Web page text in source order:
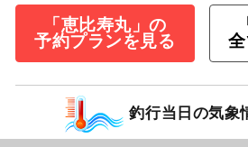
「恵比寿丸」の
予約プランを見る
釣行当日の気象